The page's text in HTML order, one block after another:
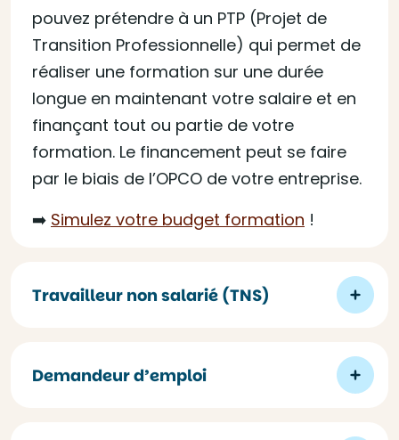
pouvez prétendre à un PTP (Projet de
Transition Professionnelle) qui permet de
réaliser une formation sur une durée
longue en maintenant votre salaire et en
finançant tout ou partie de votre
formation. Le financement peut se faire
par le biais de l’OPCO de votre entreprise.
➡️ Simulez votre budget formation !
Travailleur non salarié (TNS)
Demandeur d’emploi